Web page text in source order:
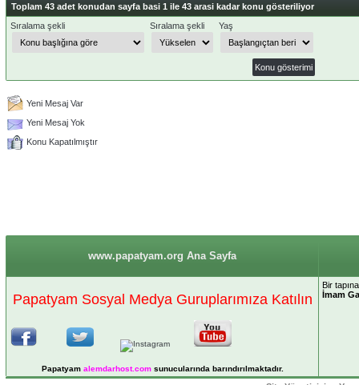
Toplam 43 adet konudan sayfa basi 1 ile 43 arasi kadar konu gösteriliyor
Sıralama şekli
Sıralama şekli Yaş
Yeni Mesaj Var
Yeni Mesaj Yok
Konu Kapatılmıştır
www.papatyam.org Ana Sayfa
Papatyam Sosyal Medya Guruplarımıza Katılın
Papatyam alemdarhost.comsunucularında barındırılmaktadır.
Bir
İmam